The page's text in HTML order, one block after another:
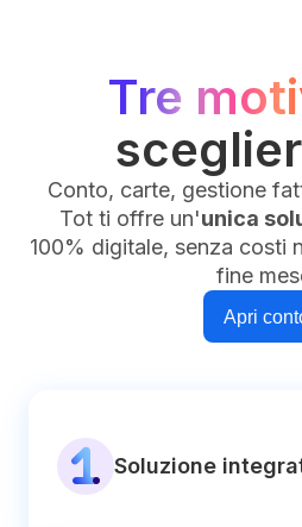
Tre
Conto, carte, gestione
Tot ti offre un'unica
100% digitale, senza costi
fine
Apri
Soluzione